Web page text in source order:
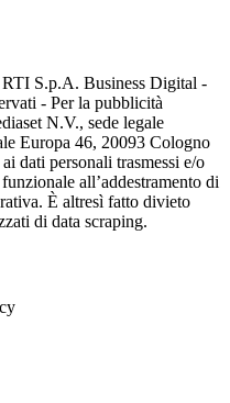
RTI S.p.A. Business Digital -
- Per la pubblicità
N.V., sede legale
Europa 46, 20093 Cologno
dati personali trasmessi e/o
all’addestramento di
È altresì fatto divieto
di data scraping.